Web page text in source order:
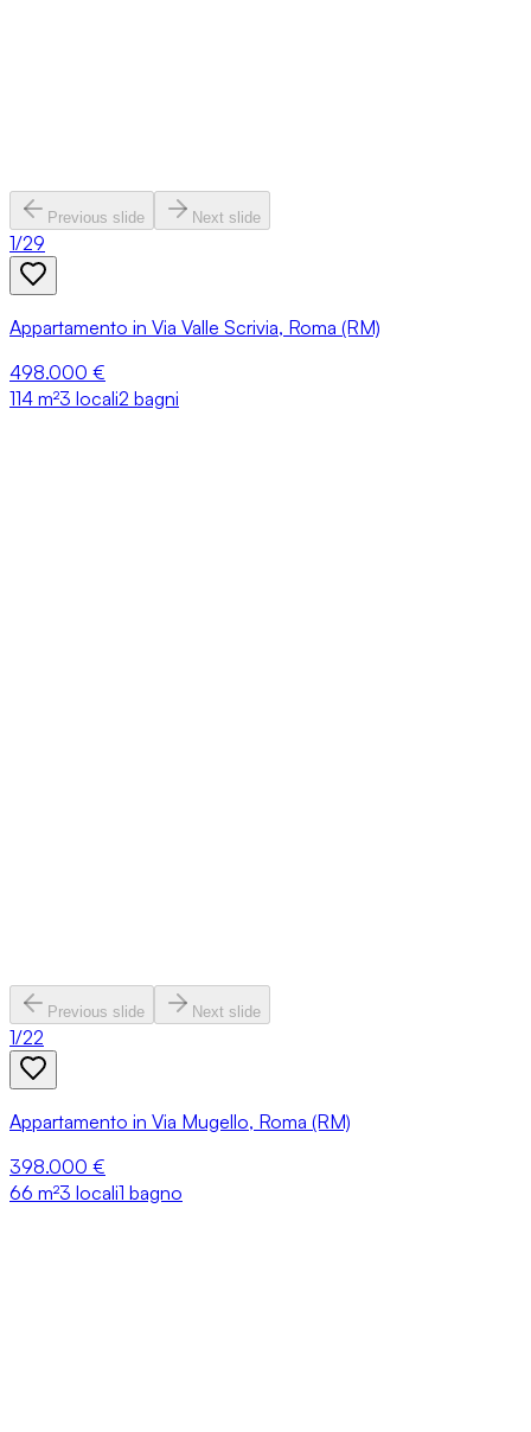
Previous slide Next slide
1/29
Appartamento in Via Valle Scrivia, Roma (RM)
498.000 €
114 m²3 locali2 bagni
Previous slide Next slide
1/22
Appartamento in Via Mugello, Roma (RM)
398.000 €
66 m²3 locali1 bagno